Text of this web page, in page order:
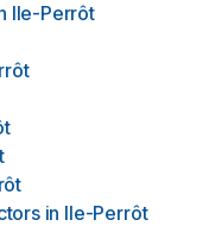
Ile-Perrôt
in Ile-Perrôt